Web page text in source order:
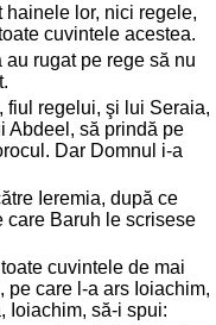
hainele lor, nici regele,
cuvintele acestea.
rugat pe rege să nu
fiul regelui, şi lui Seraia,
Abdeel, să prindă pe
Dar Domnul i-a
Ieremia, după ce
care Baruh le scrisese
cuvintele de mai
pe care l-a ars Ioiachim,
Ioiachim, să-i spui: